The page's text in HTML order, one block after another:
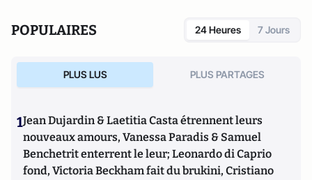
POPULAIRES 24 Heures 7 Jours
PLUS LUS PLUS PARTAGES
1Jean Dujardin & Laetitia Casta étrennent leurs
nouveaux amours, Vanessa Paradis & Samuel
Benchetrit enterrent le leur; Leonardo di Caprio
fond, Victoria Beckham fait du brukini, Cristiano